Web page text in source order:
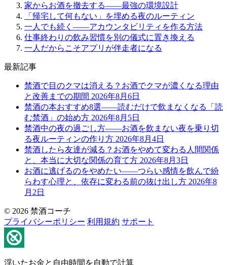
家からお酒を撤去する——最強の環境設計
「帰宅して何もない」を埋める夜のルーティン
一人でも続く——アカウンタビリティを作る方法
仕事終わりの飲み習慣を別の儀式に置き換える
一人だからこそアプリが伴走者になる
最新記事
禁酒で目のクマは消える？お酒でクマが濃くなる理由
と改善までの期間 2026年8月6日
禁酒の本おすすめ8選——読むだけで飲まなくなる「読
む禁酒」の始め方 2026年8月5日
禁酒中の夜の過ごし方——お酒を飲まない夜を乗り切
る夜ルーティンの作り方 2026年8月4日
禁酒したら友達が減る？お酒をやめて変わる人間関係
と、本当に大切な関係の育て方 2026年8月3日
お酒に逃げるのをやめたい——つらい感情を飲んで紛
らわす心理と、依存に変わる前の抜け出し方 2026年8
月2日
© 2026 禁酒コーチ
プライバシーポリシー 利用規約 サポート
浮いたお金と自由時間を自動で計算